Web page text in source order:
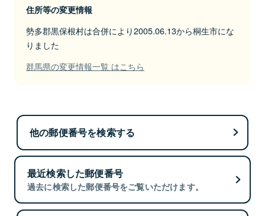
住所等の変更情報
勢多郡黒保根村は合併により2005.06.13から桐生市にな
りました
群馬県の変更情報一覧 はこちら
他の郵便番号を検索する
最近検索した郵便番号
過去に検索した郵便番号をご覧いただけます。